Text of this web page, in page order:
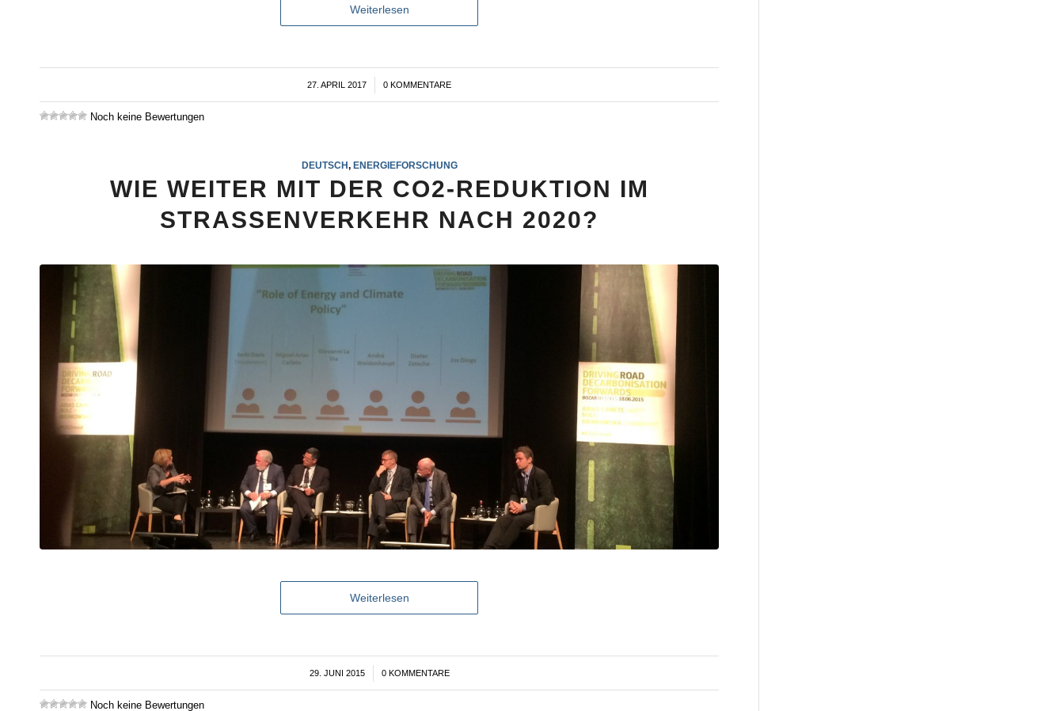
Weiterlesen
27. APRIL 2017
/ 0 KOMMENTARE
Noch keine Bewertungen
DEUTSCH ENERGIEFORSCHUNG
WIE WEITER MIT DER CO2-REDUKTION IM
STRASSENVERKEHR NACH 2020?
Weiterlesen
29. JUNI 2015
/ 0 KOMMENTARE
Noch keine Bewertungen